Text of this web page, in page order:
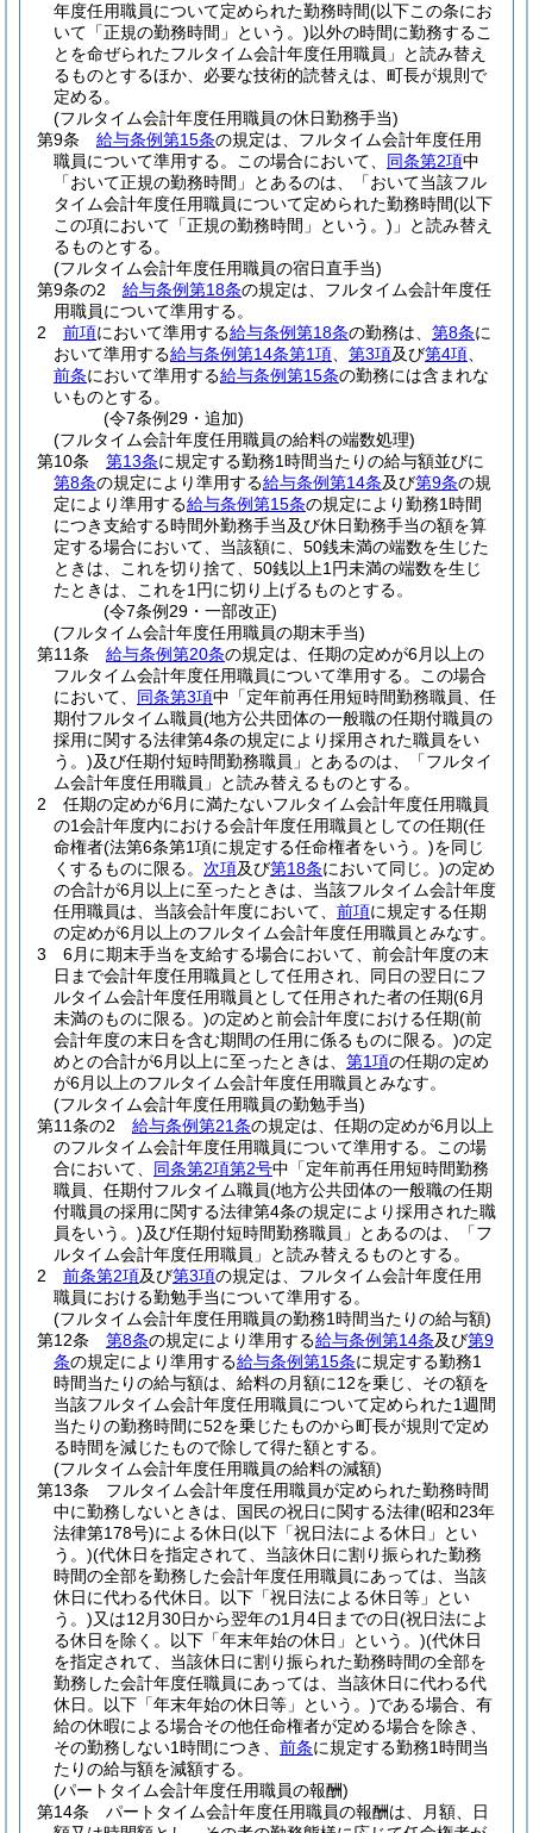
年度任用職員について定められた勤務時間(以下この条にお
いて「正規の勤務時間」という。)以外の時間に勤務するこ
とを命ぜられたフルタイム会計年度任用職員」と読み替え
るものとするほか、必要な技術的読替えは、町長が規則で
定める。
(フルタイム会計年度任用職員の休日勤務手当)
第9条
給与条例第15条の規定は、フルタイム会計年度任用
職員について準用する。
この場合において、 同条第2項中
「おいて正規の勤務時間」とあるのは、「おいて当該フル
タイム会計年度任用職員について定められた勤務時間(以下
この項において「正規の勤務時間」という。) 」と読み替え
るものとする。
(フルタイム会計年度任用職員の宿日直手当)
第9条の2
給与条例第18条の規定は、フルタイム会計年度任
用職員について準用する。
2
前項において準用する給与条例第18条の勤務は、 第8条に
おいて準用する給与条例第14条第1項 第3項及び第4項
前条において準用する給与条例第15条の勤務には含まれな
いものとする。
(令7条例29・追加)
(フルタイム会計年度任用職員の給料の端数処理)
第10条
第13条に規定する勤務1時間当たりの給与額並びに
第8条の規定により準用する給与条例第14条及び第9条の規
定により準用する給与条例第15条の規定により勤務1時間
につき支給する時間外勤務手当及び休日勤務手当の額を算
定する場合において、当該額に、50銭未満の端数を生じた
ときは、これを切り捨て、50銭以上1円未満の端数を生じ
たときは、これを1円に切り上げるものとする。
(令7条例29・一部改正)
(フルタイム会計年度任用職員の期末手当)
第11条
給与条例第20条の規定は、任期の定めが6月以上の
フルタイム会計年度任用職員について準用する。
この場合
において、 同条第3項中「定年前再任用短時間勤務職員、任
期付フルタイム職員(地方公共団体の一般職の任期付職員の
採用に関する法律第4条の規定により採用された職員をい
う。)及び任期付短時間勤務職員」とあるのは、「フルタイ
ム会計年度任用職員」と読み替えるものとする。
2
任期の定めが6月に満たないフルタイム会計年度任用職員
の1会計年度内における会計年度任用職員としての任期(任
命権者(法第6条第1項に規定する任命権者をいう。)を同じ
くするものに限る。 次項及び第18条において同じ。)の定め
の合計が6月以上に至ったときは、当該フルタイム会計年度
任用職員は、当該会計年度において、 前項に規定する任期
の定めが6月以上のフルタイム会計年度任用職員とみなす。
3
6月に期末手当を支給する場合において、前会計年度の末
日まで会計年度任用職員として任用され、同日の翌日にフ
ルタイム会計年度任用職員として任用された者の任期(6月
未満のものに限る。)の定めと前会計年度における任期(前
会計年度の末日を含む期間の任用に係るものに限る。)の定
めとの合計が6月以上に至ったときは、 第1項の任期の定め
が6月以上のフルタイム会計年度任用職員とみなす。
(フルタイム会計年度任用職員の勤勉手当)
第11条の2
給与条例第21条の規定は、任期の定めが6月以上
のフルタイム会計年度任用職員について準用する。
この場
合において、 同条第2項第2号中「定年前再任用短時間勤務
職員、任期付フルタイム職員(地方公共団体の一般職の任期
付職員の採用に関する法律第4条の規定により採用された職
員をいう。)及び任期付短時間勤務職員」とあるのは、「フ
ルタイム会計年度任用職員」と読み替えるものとする。
2
前条第2項及び第3項の規定は、フルタイム会計年度任用
職員における勤勉手当について準用する。
(フルタイム会計年度任用職員の勤務1時間当たりの給与額)
第12条
第8条の規定により準用する給与条例第14条及び第9
条の規定により準用する給与条例第15条に規定する勤務1
時間当たりの給与額は、給料の月額に12を乗じ、その額を
当該フルタイム会計年度任用職員について定められた1週間
当たりの勤務時間に52を乗じたものから町長が規則で定め
る時間を減じたもので除して得た額とする。
(フルタイム会計年度任用職員の給料の減額)
第13条
フルタイム会計年度任用職員が定められた勤務時間
中に勤務しないときは、国民の祝日に関する法律(昭和23年
法律第178号)による休日(以下「祝日法による休日」とい
う。)(代休日を指定されて、当該休日に割り振られた勤務
時間の全部を勤務した会計年度任用職員にあっては、当該
休日に代わる代休日。以下「祝日法による休日等」とい
う。)又は12月30日から翌年の1月4日までの日(祝日法によ
る休日を除く。以下「年末年始の休日」という。)(代休日
を指定されて、当該休日に割り振られた勤務時間の全部を
勤務した会計年度任職員にあっては、当該休日に代わる代
休日。以下「年末年始の休日等」という。)である場合、有
給の休暇による場合その他任命権者が定める場合を除き、
その勤務しない1時間につき、 前条に規定する勤務1時間当
たりの給与額を減額する。
(パートタイム会計年度任用職員の報酬)
第14条
パートタイム会計年度任用職員の報酬は、月額、日